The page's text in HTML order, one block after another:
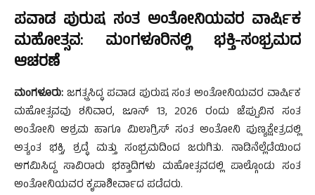
ಪವಾಡ ಪುರುಷ ಸಂತ ಅಂತೋನಿಯವರ ವಾರ್ಷಿಕ
ಮಹೋತ್ಸವ: ಮಂಗಳೂರಿನಲ್ಲಿ ಭಕ್ತಿ-ಸಂಭ್ರಮದ
ಆಚರಣೆ
ಮಂಗಳೂರು: ಜಗತ್ಪ್ರಸಿದ್ಧ ಪವಾಡ ಪುರುಷ ಸಂತ ಅಂತೋನಿಯವರ ವಾರ್ಷಿಕ
ಮಹೋತ್ಸವವು ಶನಿವಾರ, ಜೂನ್ 13, 2026 ರಂದು ಜೆಪ್ಪುವಿನ ಸಂತ
ಅಂತೋನಿ ಆಶ್ರಮ ಹಾಗೂ ಮಿಲಾಗ್ರಿಸ್‌ ಸಂತ ಅಂತೋನಿ ಪುಣ್ಯಕ್ಷೇತ್ರದಲ್ಲಿ
ಅತ್ಯಂತ ಭಕ್ತಿ, ಶ್ರದ್ಧೆ ಮತ್ತು ಸಂಭ್ರಮದಿಂದ ಜರುಗಿತು. ನಾಡಿನೆಲ್ಲೆಡೆಯಿಂದ
ಆಗಮಿಸಿದ್ದ ಸಾವಿರಾರು ಭಕ್ತಾದಿಗಳು ಮಹೋತ್ಸವದಲ್ಲಿ ಪಾಲ್ಗೊಂಡು ಸಂತ
ಅಂತೋನಿಯವರ ಕೃಪಾಶೀರ್ವಾದ ಪಡೆದರು.